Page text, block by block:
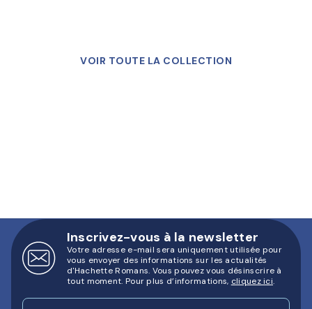
VOIR TOUTE LA COLLECTION
Inscrivez-vous à la newsletter
Votre adresse e-mail sera uniquement utilisée pour
vous envoyer des informations sur les actualités
d'Hachette Romans. Vous pouvez vous désinscrire à
tout moment. Pour plus d’informations, cliquez ici.